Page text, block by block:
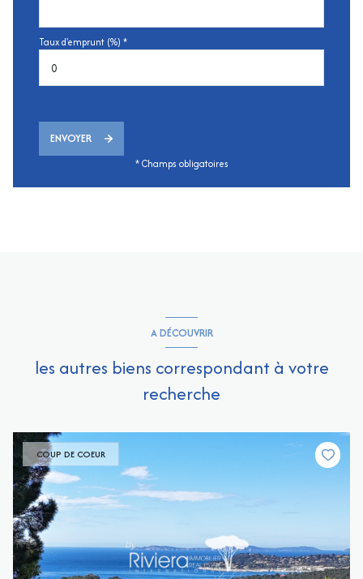
Taux d'emprunt (%) *
ENVOYER
* Champs obligatoires
A DÉCOUVRIR
les autres biens correspondant à votre
recherche
COUP DE COEUR